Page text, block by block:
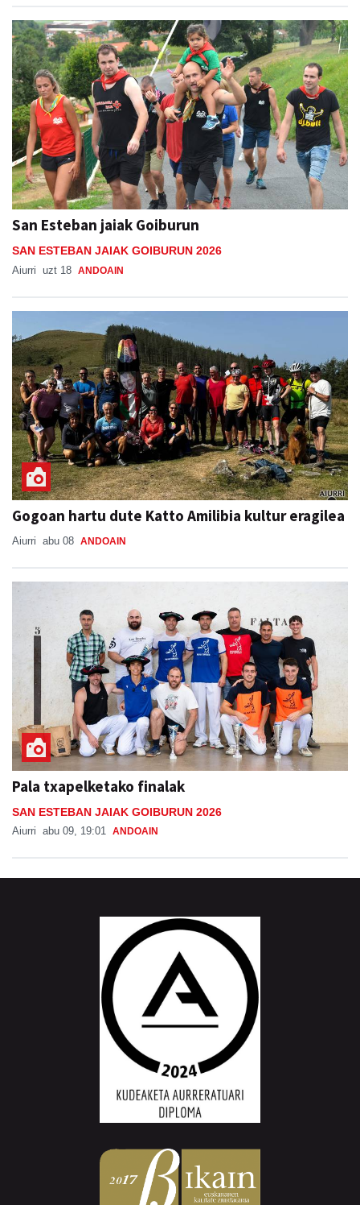
San Esteban jaiak Goiburun
SAN ESTEBAN JAIAK GOIBURUN 2026
Aiurri uzt 18 ANDOAIN
Gogoan hartu dute Katto Amilibia kultur eragilea
Aiurri abu 08 ANDOAIN
Pala txapelketako finalak
SAN ESTEBAN JAIAK GOIBURUN 2026
Aiurri abu 09, 19:01 ANDOAIN